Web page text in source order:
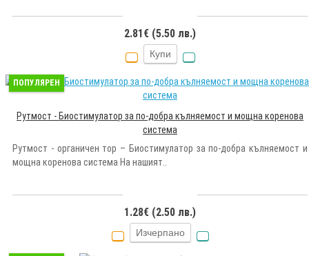
2.81€ (5.50 лв.)
Купи
ПОПУЛЯРЕН
Рутмост - Биостимулатор за по-добра кълняемост и мощна коренова
система
Рутмост - органичен тор – Биостимулатор за по-добра кълняемост и
мощна коренова система На нашият..
1.28€ (2.50 лв.)
Изчерпано